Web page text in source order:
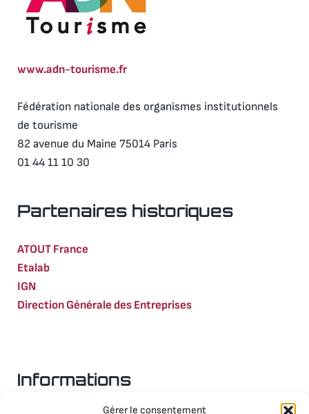
Gérer le consentement
www.adn-tourisme.fr
Fédération nationale des organismes institutionnels
de tourisme
82 avenue du Maine 75014 Paris
01 44 11 10 30
Partenaires historiques
ATOUT France
Etalab
IGN
Direction Générale des Entreprises
Informations